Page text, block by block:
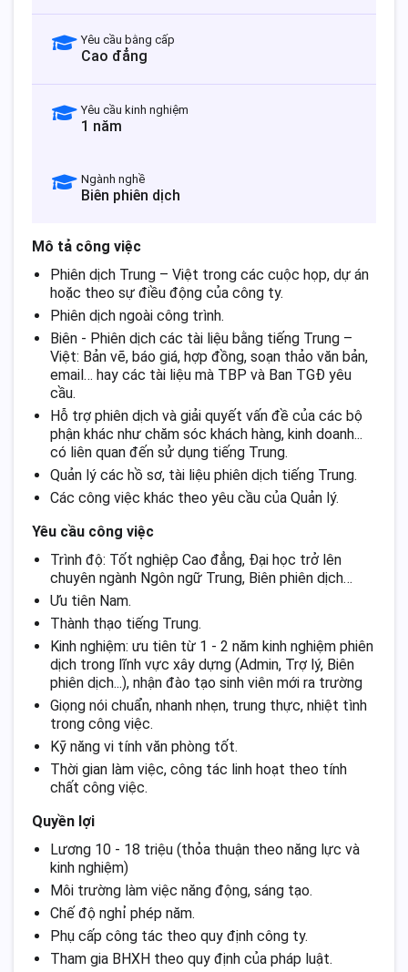
Yêu cầu bằng cấp
Cao đẳng
Yêu cầu kinh nghiệm
1 năm
Ngành nghề
Biên phiên dịch
Mô tả công việc
Phiên dịch Trung – Việt trong các cuộc họp, dự án
hoặc theo sự điều động của công ty.
Phiên dịch ngoài công trình.
Biên - Phiên dịch các tài liệu bằng tiếng Trung –
Việt: Bản vẽ, báo giá, hợp đồng, soạn thảo văn bản,
email… hay các tài liệu mà TBP và Ban TGĐ yêu
cầu.
Hỗ trợ phiên dịch và giải quyết vấn đề của các bộ
phận khác như chăm sóc khách hàng, kinh doanh...
có liên quan đến sử dụng tiếng Trung.
Quản lý các hồ sơ, tài liệu phiên dịch tiếng Trung.
Các công việc khác theo yêu cầu của Quản lý.
Yêu cầu công việc
Trình độ: Tốt nghiệp Cao đẳng, Đại học trở lên
chuyên ngành Ngôn ngữ Trung, Biên phiên dịch…
Ưu tiên Nam.
Thành thạo tiếng Trung.
Kinh nghiệm: ưu tiên từ 1 - 2 năm kinh nghiệm phiên
dịch trong lĩnh vực xây dựng (Admin, Trợ lý, Biên
phiên dịch...), nhận đào tạo sinh viên mới ra trường
Giọng nói chuẩn, nhanh nhẹn, trung thực, nhiệt tình
trong công việc.
Kỹ năng vi tính văn phòng tốt.
Thời gian làm việc, công tác linh hoạt theo tính
chất công việc.
Quyền lợi
Lương 10 - 18 triệu (thỏa thuận theo năng lực và
kinh nghiệm)
Môi trường làm việc năng động, sáng tạo.
Chế độ nghỉ phép năm.
Phụ cấp công tác theo quy định công ty.
Tham gia BHXH theo quy định của pháp luật.